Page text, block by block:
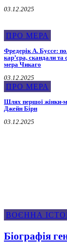
03.12.2025
ПРО МЕРА
Фредерік А. Буссе:
кар’єра, скандали
мера Чикаго
03.12.2025
ПРО МЕРА
Шлях першої жінки-
Джейн Бірн
03.12.2025
ВОЄННА
Біографія